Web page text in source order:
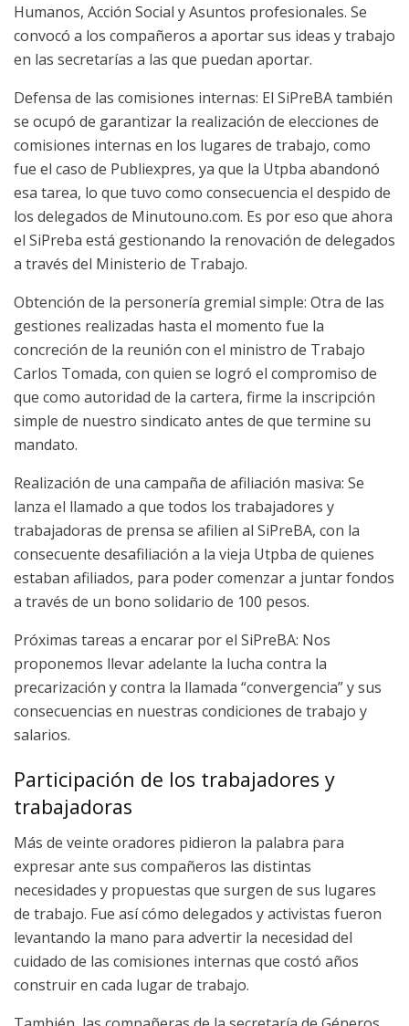
Humanos, Acción Social y Asuntos profesionales. Se
convocó a los compañeros a aportar sus ideas y trabajo
en las secretarías a las que puedan aportar.
Defensa de las comisiones internas: El SiPreBA también
se ocupó de garantizar la realización de elecciones de
comisiones internas en los lugares de trabajo, como
fue el caso de Publiexpres, ya que la Utpba abandonó
esa tarea, lo que tuvo como consecuencia el despido de
los delegados de Minutouno.com. Es por eso que ahora
el SiPreba está gestionando la renovación de delegados
a través del Ministerio de Trabajo.
Obtención de la personería gremial simple: Otra de las
gestiones realizadas hasta el momento fue la
concreción de la reunión con el ministro de Trabajo
Carlos Tomada, con quien se logró el compromiso de
que como autoridad de la cartera, firme la inscripción
simple de nuestro sindicato antes de que termine su
mandato.
Realización de una campaña de afiliación masiva: Se
lanza el llamado a que todos los trabajadores y
trabajadoras de prensa se afilien al SiPreBA, con la
consecuente desafiliación a la vieja Utpba de quienes
estaban afiliados, para poder comenzar a juntar fondos
a través de un bono solidario de 100 pesos.
Próximas tareas a encarar por el SiPreBA: Nos
proponemos llevar adelante la lucha contra la
precarización y contra la llamada “convergencia” y sus
consecuencias en nuestras condiciones de trabajo y
salarios.
Participación de los trabajadores y
trabajadoras
Más de veinte oradores pidieron la palabra para
expresar ante sus compañeros las distintas
necesidades y propuestas que surgen de sus lugares
de trabajo. Fue así cómo delegados y activistas fueron
levantando la mano para advertir la necesidad del
cuidado de las comisiones internas que costó años
construir en cada lugar de trabajo.